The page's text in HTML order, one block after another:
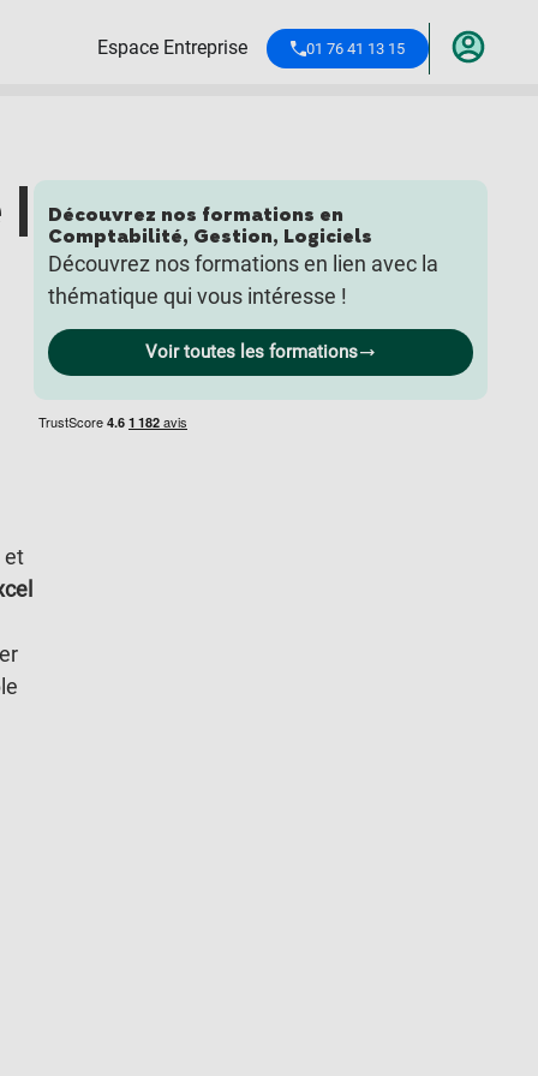
Espace Entreprise 01 76 41 13 15
et
Découvrez nos formations en
Comptabilité, Gestion, Logiciels
Découvrez nos formations en lien avec la
thématique qui vous intéresse !
Voir toutes les formations